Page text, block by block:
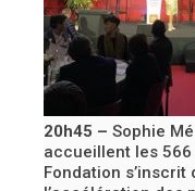
20h45 – Sophie
accueillent les
Fondation